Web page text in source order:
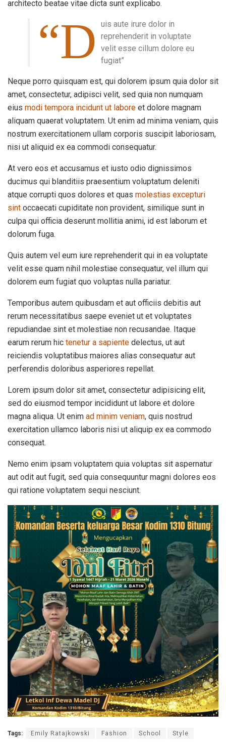
architecto beatae vitae dicta sunt explicabo.
“D
uis aute irure dolor in
reprehenderit in voluptate
velit esse cillum dolore eu
fugiat”
Neque porro quisquam est, qui dolorem ipsum quia dolor sit
amet, consectetur, adipisci velit, sed quia non numquam
eius modi tempora incidunt ut labore et dolore magnam
aliquam quaerat voluptatem. Ut enim ad minima veniam, quis
nostrum exercitationem ullam corporis suscipit laboriosam,
nisi ut aliquid ex ea commodi consequatur.
At vero eos et accusamus et iusto odio dignissimos
ducimus qui blanditiis praesentium voluptatum deleniti
atque corrupti quos dolores et quas molestias excepturi
sint occaecati cupiditate non provident, similique sunt in
culpa qui officia deserunt mollitia animi, id est laborum et
dolorum fuga.
Quis autem vel eum iure reprehenderit qui in ea voluptate
velit esse quam nihil molestiae consequatur, vel illum qui
dolorem eum fugiat quo voluptas nulla pariatur.
Temporibus autem quibusdam et aut officiis debitis aut
rerum necessitatibus saepe eveniet ut et voluptates
repudiandae sint et molestiae non recusandae. Itaque
earum rerum hic tenetur a sapiente delectus, ut aut
reiciendis voluptatibus maiores alias consequatur aut
perferendis doloribus asperiores repellat.
Lorem ipsum dolor sit amet, consectetur adipisicing elit,
sed do eiusmod tempor incididunt ut labore et dolore
magna aliqua. Ut enim ad minim veniam, quis nostrud
exercitation ullamco laboris nisi ut aliquip ex ea commodo
consequat.
Nemo enim ipsam voluptatem quia voluptas sit aspernatur
aut odit aut fugit, sed quia consequuntur magni dolores eos
qui ratione voluptatem sequi nesciunt.
Tags: Emily Ratajkowski Fashion School Style